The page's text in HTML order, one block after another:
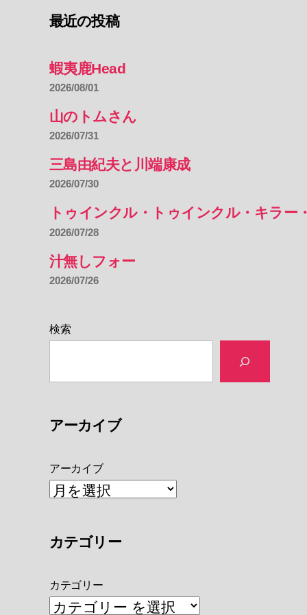
最近の投稿
蝦夷鹿Head
2026/08/01
山のトムさん
2026/07/31
三島由紀夫と川端康成
2026/07/30
トゥインクル・トゥインクル・キラー
2026/07/28
汁無しフォー
2026/07/26
検索
アーカイブ
アーカイブ
カテゴリー
カテゴリー